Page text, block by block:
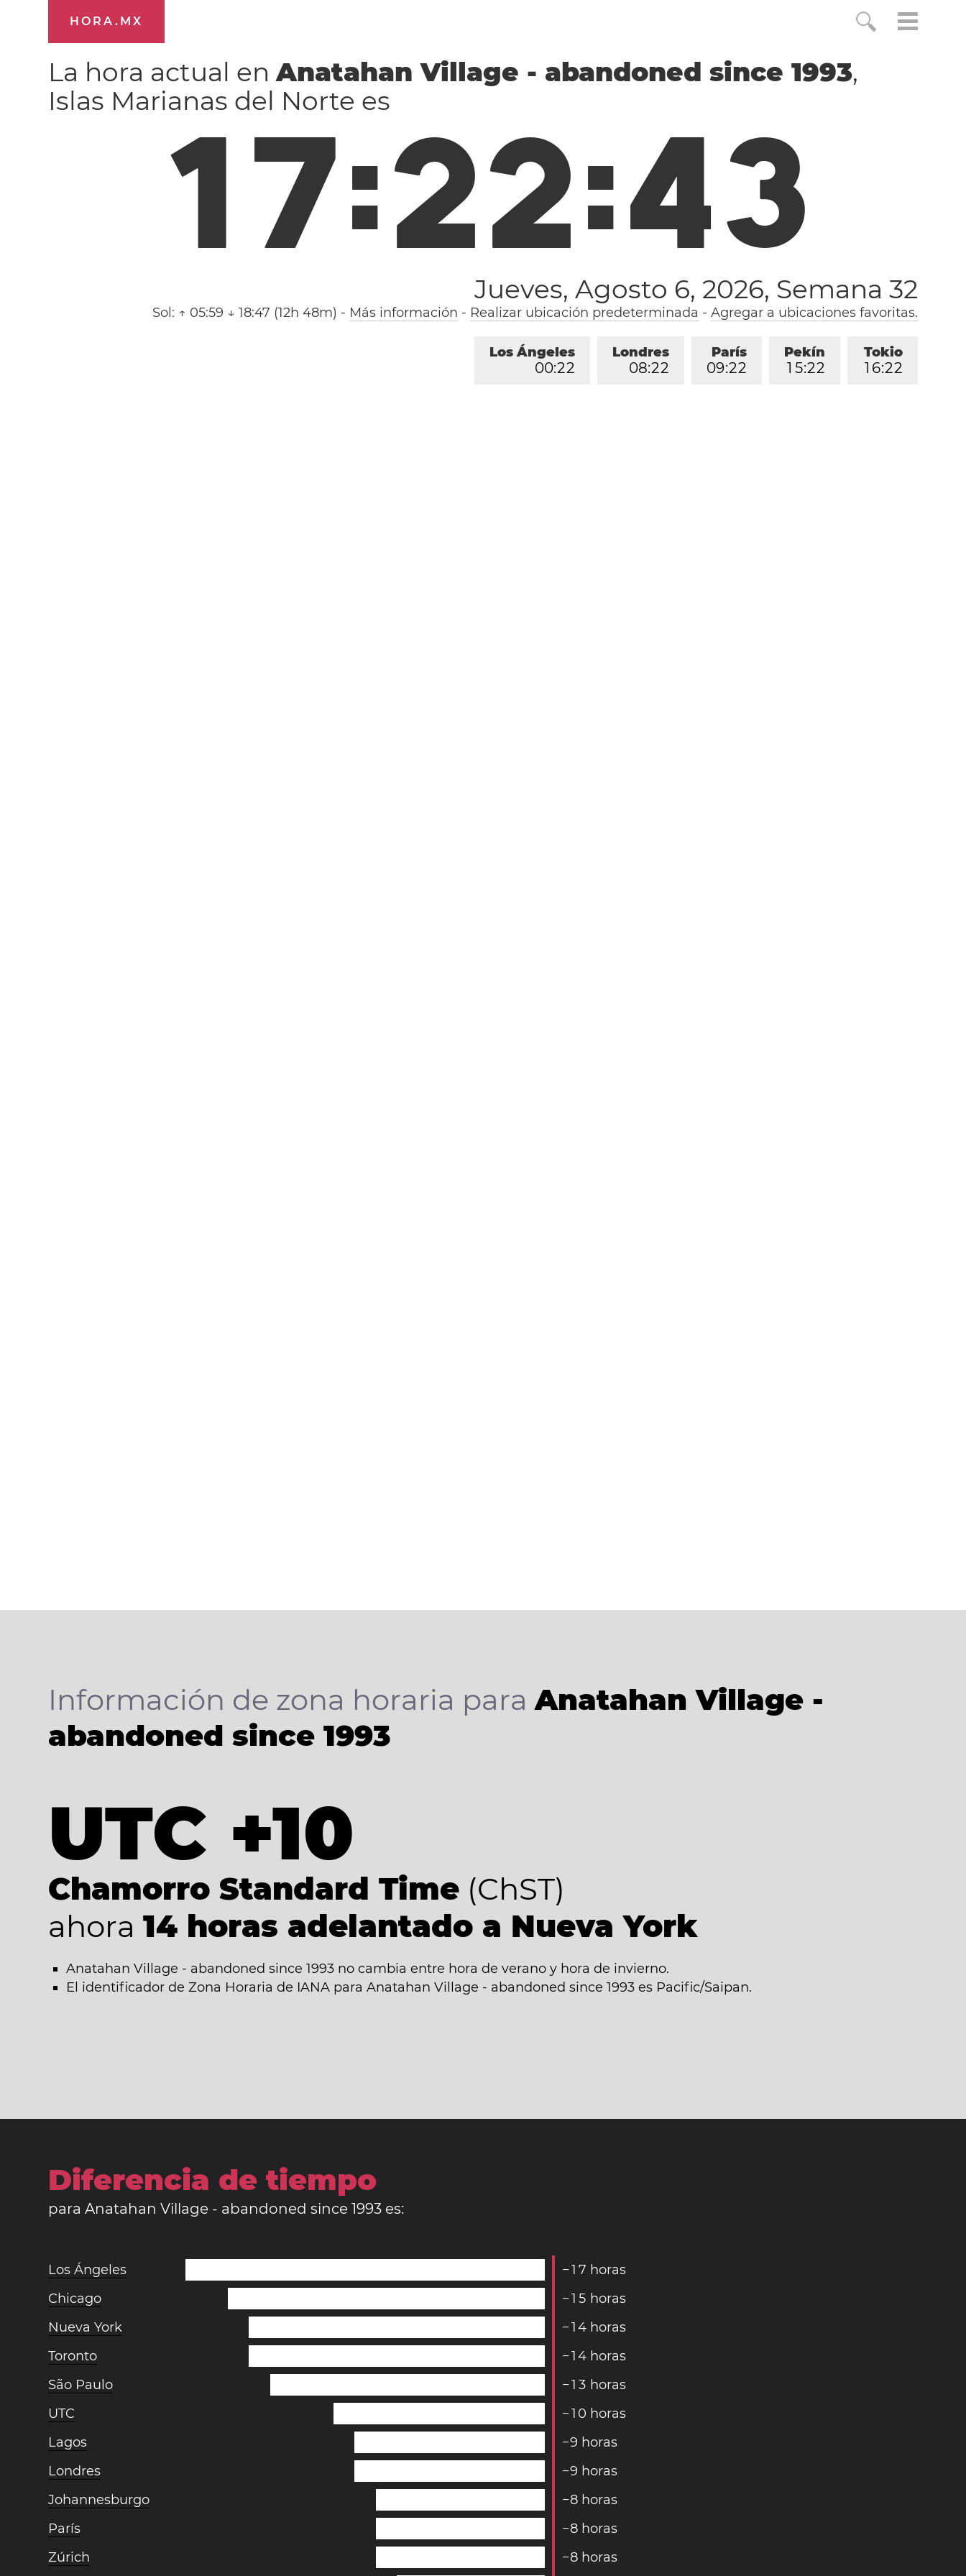
HORA.MX
La hora actual enAnatahan Village - abandoned since 1993,
Islas Marianas del Norte es
17:22:44
Jueves, Agosto 6, 2026, Semana 32
Sol: ↑ 05:59 ↓ 18:47 (12h 48m) - Más información - Realizar ubicación predeterminada - Agregar a ubicaciones favoritas.
Tokio
1 6:22
Pekín
1 5:22
París
09:22
Londres
08:22
Los Ángeles
00:22
Información de zona horaria paraAnatahan Village -
abandoned since 1993
UTC +10
Chamorro Standard Time (ChST)
ahora 14 horas adelantado a Nueva York
Anatahan Village - abandoned since 1993 no cambia entre hora de verano y hora de invierno.
El identificador de Zona Horaria de IANA para Anatahan Village - abandoned since 1993 es Pacific/Saipan.
Diferencia de tiempo
para Anatahan Village - abandoned since 1993 es:
Los Ángeles −1 7 horas
Chicago
−1 5 horas
Nueva York
−14 horas
Toronto
−14 horas
São Paulo
−1 3 horas
UTC
−1 0 horas
Lagos
−9 horas
Londres
−9 horas
Johannesburgo
−8 horas
París
−8 horas
Zúrich
−8 horas